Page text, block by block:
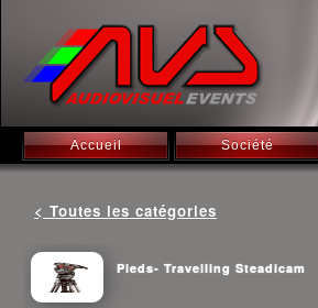
Accueil Société
< Toutes les catégories
Pieds- Travelling Steadicam